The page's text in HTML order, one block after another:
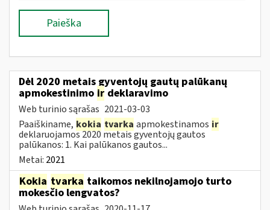
Paieška
Dėl 2020 metais gyventojų gautų palūkanų
apmokestinimo ir deklaravimo
Web turinio sąrašas 2021-03-03
Paaiškiname, kokia tvarka apmokestinamos ir
deklaruojamos 2020 metais gyventojų gautos
palūkanos: 1. Kai palūkanos gautos...
Metai: 2021
Kokia tvarka taikomos nekilnojamojo turto
mokesčio lengvatos?